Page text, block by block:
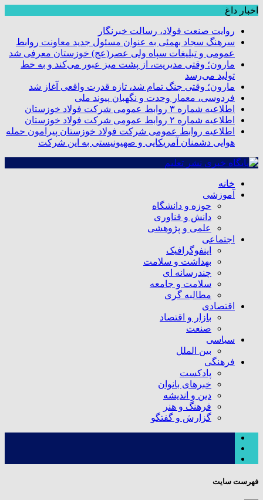
اخبار داغ
روایت صنعت فولاد،‌ رسالت خبرنگار
سرهنگ سجاد بهمئی به عنوان مسئول جدید معاونت روابط
عمومی و تبلیغات سپاه ولی عصر(عج) خوزستان معرفی شد
مارون؛ وقتی مدیریت، از پشت میز عبور می‌کند و به خط
تولید می‌رسد
مارون؛ وقتی جنگ تمام شد، تازه قدرت واقعی آغاز شد
فردوسی، معمار وحدت و نگهبان پیوند ملی
اطلاعیه شماره ۳ روابط عمومی شرکت فولاد خوزستان
اطلاعیه شماره ۲ روابط عمومی شرکت فولاد خوزستان
اطلاعیه روابط عمومی شرکت فولاد خوزستان پیرامون حمله
هوایی دشمنان آمریکایی و صهیونیستی به این شرکت
خانه
آموزشی
حوزه و دانشگاه
دانش و فناوری
علمی و پژوهشی
اجتماعی
اینفوگرافیک
بهداشت و سلامت
چندرسانه ای
سلامت و جامعه
مطالبه گری
اقتصادی
بازار و اقتصاد
صنعت
سیاسی
بین الملل
فرهنگی
پادکست
خبرهای بانوان
دین و اندیشه
فرهنگ و هنر
گزارش و گفتگو
فهرست سایت